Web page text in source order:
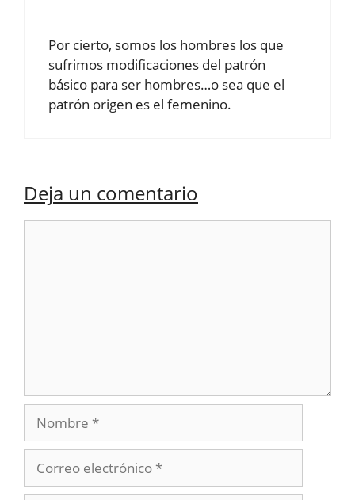
Por cierto, somos los hombres los que
sufrimos modificaciones del patrón
básico para ser hombres…o sea que el
patrón origen es el femenino.
Deja un comentario
Nombre
electrónico